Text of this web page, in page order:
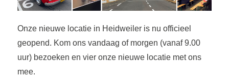
Onze nieuwe locatie in Heidweiler is nu officieel
geopend. Kom ons vandaag of morgen (vanaf 9.00
uur) bezoeken en vier onze nieuwe locatie met ons
mee.